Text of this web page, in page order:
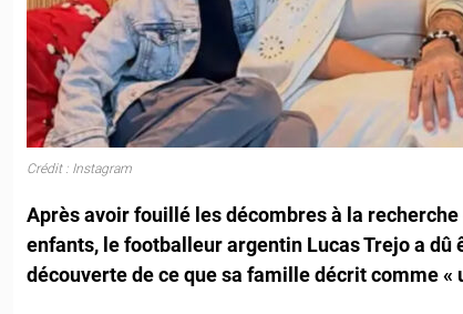
Crédit : Instagram
Après avoir fouillé les décombres à la
enfants, le footballeur argentin Lucas Trejo a dû
découverte de ce que sa famille décrit comme «